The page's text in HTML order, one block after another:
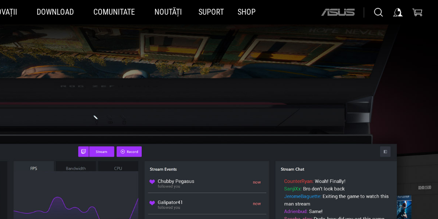
DOWNLOAD COMUNITATE NOUTĂȚI SUPORT SHOP
ASUS
logo